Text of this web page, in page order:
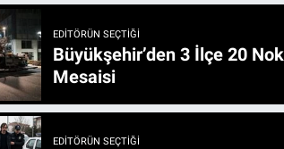
EDITÖRÜN SEÇTIĞI
Büyükşehir’den 3 İlçe 20 Noktada Yeni Haftada Asfalt
Mesaisi
EDITÖRÜN SEÇTIĞI